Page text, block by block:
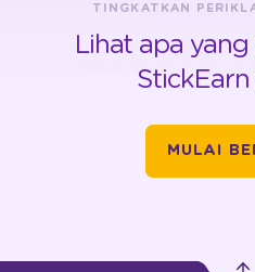
TINGKATKAN
Lihat apa
MULAI